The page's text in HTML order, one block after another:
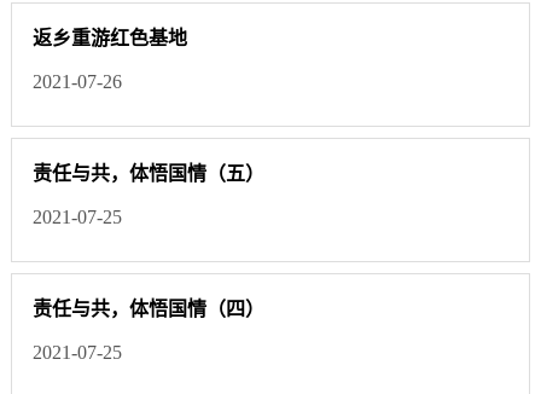
返乡重游红色基地
2021-07-26
责任与共，体悟国情（五）
2021-07-25
责任与共，体悟国情（四）
2021-07-25